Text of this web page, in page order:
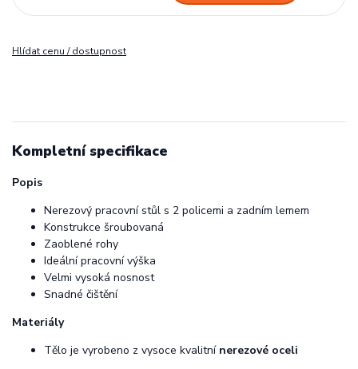
Hlídat cenu / dostupnost
Kompletní specifikace
Popis
Nerezový pracovní stůl s 2 policemi a zadním lemem
Konstrukce šroubovaná
Zaoblené rohy
Ideální pracovní výška
Velmi vysoká nosnost
Snadné čištění
Materiály
Tělo je vyrobeno z vysoce kvalitní nerezové oceli